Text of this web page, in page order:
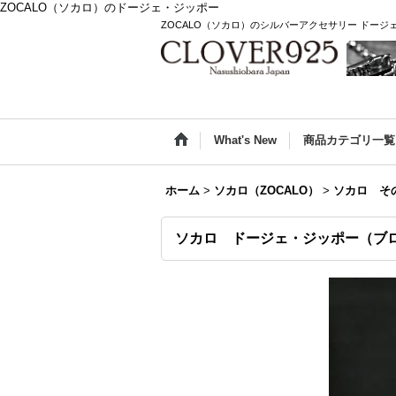
ZOCALO（ソカロ）のドージェ・ジッポー
ZOCALO（ソカロ）のシルバーアクセサリー ドージ
What's New 商品カテゴリ一覧
ホーム > ソカロ（ZOCALO） > ソカロ そ
ソカロ ドージェ・ジッポー（